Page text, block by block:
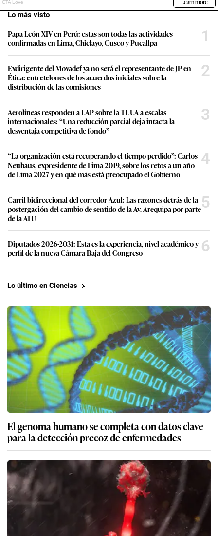
Lo más visto
Papa León XIV en Perú: estas son todas las actividades
confirmadas en Lima, Chiclayo, Cusco y Pucallpa
1
Exdirigente del Movadef ya no será el representante de JP en
Ética: entretelones de los acuerdos iniciales sobre la
distribución de las comisiones
2
Aerolíneas responden a LAP sobre la TUUA a escalas
internacionales: “Una reducción parcial deja intacta la
desventaja competitiva de fondo”
3
“La organización está recuperando el tiempo perdido”: Carlos
Neuhaus, expresidente de Lima 2019, sobre los retos a un año
de Lima 2027 y en qué más está preocupado el Gobierno
4
Carril bidireccional del corredor Azul: Las razones detrás de la
postergación del cambio de sentido de la Av. Arequipa por parte
de la ATU
5
Diputados 2026-2031: Esta es la experiencia, nivel académico y
perfil de la nueva Cámara Baja del Congreso
6
Lo último en Ciencias
El genoma humano se completa con datos clave
para la detección precoz de enfermedades